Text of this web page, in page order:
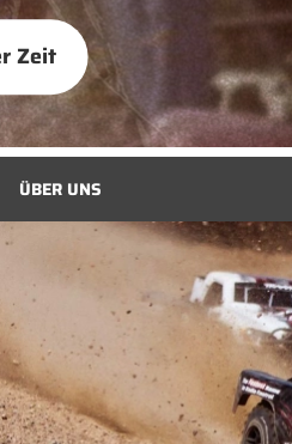
Zeit
ÜBER UNS